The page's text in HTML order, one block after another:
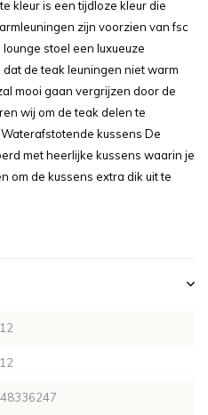
kleur is een tijdloze kleur die
zijn voorzien van fsc
stoel een luxueuze
de teak leuningen niet warm
mooi gaan vergrijzen door de
wij om de teak delen te
kussens De
met heerlijke kussens waarin je
om de kussens extra dik uit te